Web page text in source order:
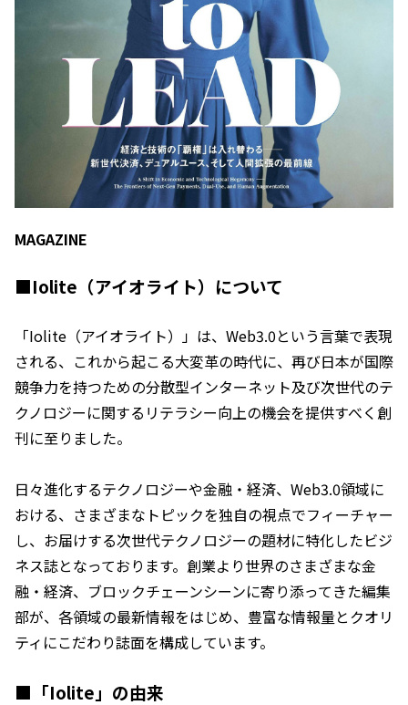
MAGAZINE
■Iolite（アイオライト）について
「Iolite（アイオライト）」は、Web3.0という言葉で表現
される、これから起こる大変革の時代に、再び日本が国際
競争力を持つための分散型インターネット及び次世代のテ
クノロジーに関するリテラシー向上の機会を提供すべく創
刊に至りました。
日々進化するテクノロジーや金融・経済、Web3.0領域に
おける、さまざまなトピックを独自の視点でフィーチャー
し、お届けする次世代テクノロジーの題材に特化したビジ
ネス誌となっております。創業より世界のさまざまな金
融・経済、ブロックチェーンシーンに寄り添ってきた編集
部が、各領域の最新情報をはじめ、豊富な情報量とクオリ
ティにこだわり誌面を構成しています。
■「Iolite」の由来